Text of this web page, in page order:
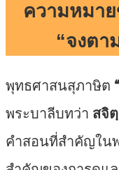
ความหมา
“จงตา
พุทธศาสนสุภาษิต
พระบาลีบทว่า สจิ
คำสอนที่สำคัญใน